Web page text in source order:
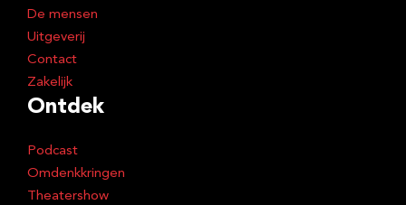
De mensen
Uitgeverij
Contact
Zakelijk
Ontdek
Podcast
Omdenkkringen
Theatershow